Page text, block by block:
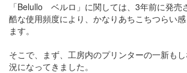
「Belullo ベルロ」に関しては、3年前に発売
酷な使用頻度により、かなりあちこちつらい
ます。
そこで、まず、工房内のプリンターの一新も
況になってきました。